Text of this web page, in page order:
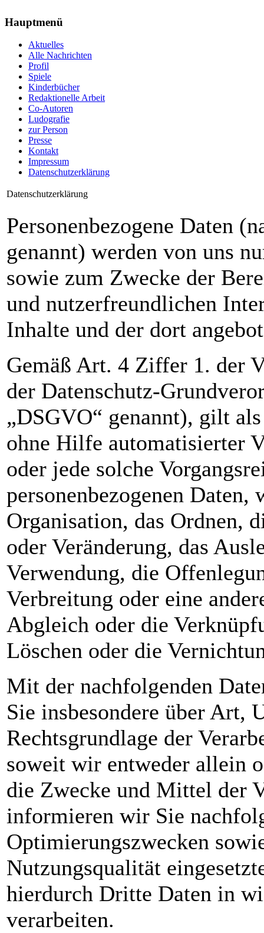
Hauptmenü
Aktuelles
Alle Nachrichten
Profil
Spiele
Kinderbücher
Redaktionelle Arbeit
Co-Autoren
Ludografie
zur Person
Presse
Kontakt
Impressum
Datenschutzerklärung
Datenschutzerklärung
Personenbezogene Daten
genannt) werden von uns
sowie zum Zwecke der
und nutzerfreundlichen
Inhalte und der dort
Gemäß Art. 4 Ziffer 1. der
der Datenschutz-
„DSGVO“ genannt), gilt
ohne Hilfe automatisierter
oder jede solche
personenbezogenen Daten,
Organisation, das Ordnen,
oder Veränderung, das
Verwendung, die
Verbreitung oder eine
Abgleich oder die
Löschen oder die
Mit der nachfolgenden
Sie insbesondere über Art,
Rechtsgrundlage der
soweit wir entweder allein
die Zwecke und Mittel der
informieren wir Sie
Optimierungszwecken
Nutzungsqualität
hierdurch Dritte Daten in
verarbeiten.